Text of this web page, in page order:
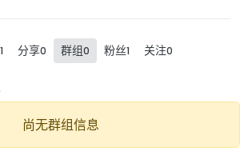
1 分享0 群组0 粉丝1 关注0
尚无群组信息